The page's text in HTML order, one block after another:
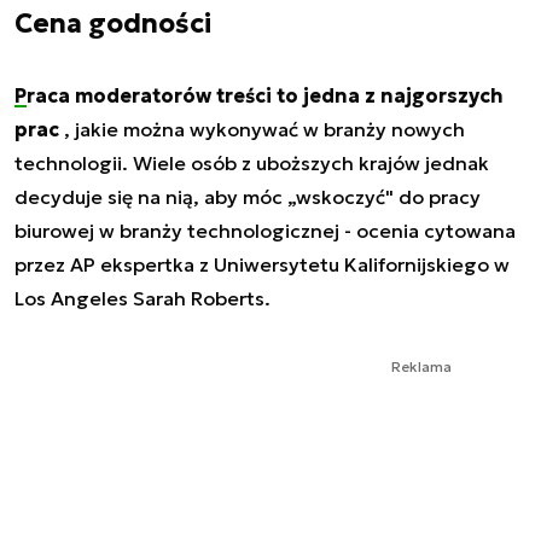
Cena godności
Praca moderatorów treści to jedna z najgorszych
prac , jakie można wykonywać w branży nowych
technologii. Wiele osób z uboższych krajów jednak
decyduje się na nią, aby móc „wskoczyć" do pracy
biurowej w branży technologicznej - ocenia cytowana
przez AP ekspertka z Uniwersytetu Kalifornijskiego w
Los Angeles Sarah Roberts.
Reklama